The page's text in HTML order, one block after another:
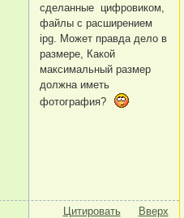
сделанные цифровиком,
файлы с расширением
ipg. Может правда дело в
размере, Какой
максимальный размер
должна иметь
фотография?
Цитировать Вверх